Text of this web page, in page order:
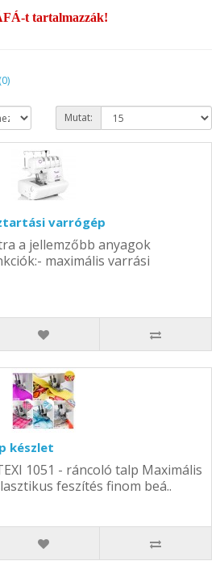
t tartalmazzák!
Mutat:
varrógép
a jellemzőbb anyagok
maximális varrási
készlet
1051 - ráncoló talp Maximális
feszítés finom beá..